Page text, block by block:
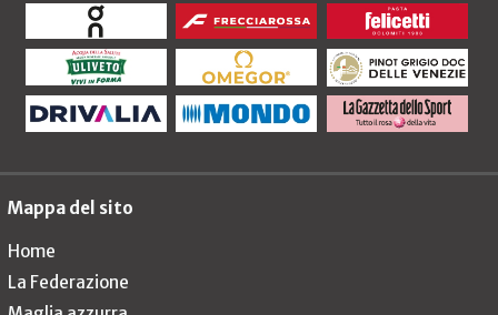
Mappa del sito
Home
La Federazione